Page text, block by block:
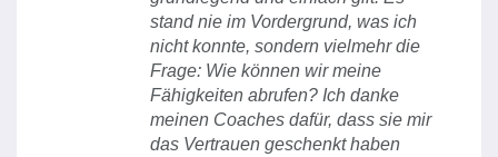
stand nie im Vordergrund, was ich
nicht konnte, sondern vielmehr die
Frage: Wie können wir meine
Fähigkeiten abrufen? Ich danke
meinen Coaches dafür, dass sie mir
das Vertrauen geschenkt haben